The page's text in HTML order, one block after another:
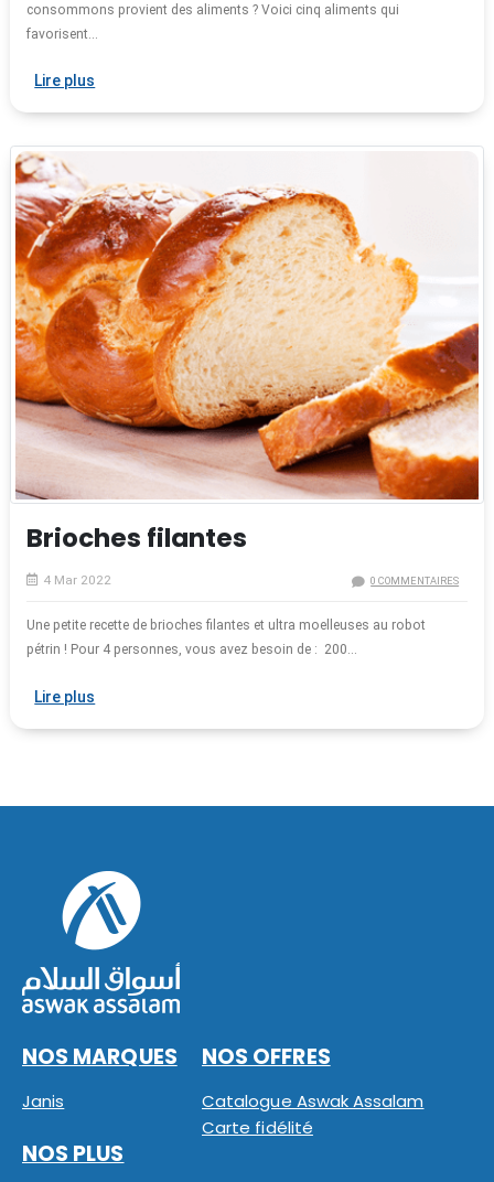
consommons provient des aliments ? Voici cinq aliments qui
favorisent...
Lire plus
Brioches filantes
4 Mar 2022 0 COMMENTAIRES
Une petite recette de brioches filantes et ultra moelleuses au robot
pétrin ! Pour 4 personnes, vous avez besoin de : 200...
Lire plus
NOS MARQUES
Janis
NOS OFFRES
Catalogue Aswak Assalam
Carte fidélité
NOS PLUS